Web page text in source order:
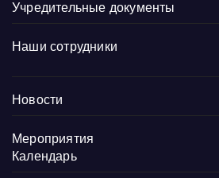
Учредительные документы
Наши сотрудники
Новости
Мероприятия
Календарь